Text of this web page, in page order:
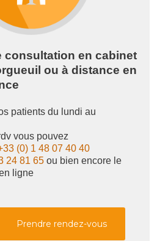
consultation en cabinet
ou à distance en
patients du lundi au
vous pouvez
(0) 1 48 07 40 40
24 81 65 ou bien encore le
ligne
Prendre rendez-vous